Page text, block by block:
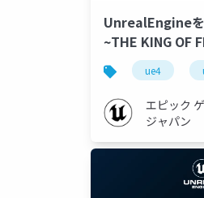
UnrealEngine
~THE KING OF
おける開発事例~
FEST WEST ’22
ue4
エピック
ジャパン